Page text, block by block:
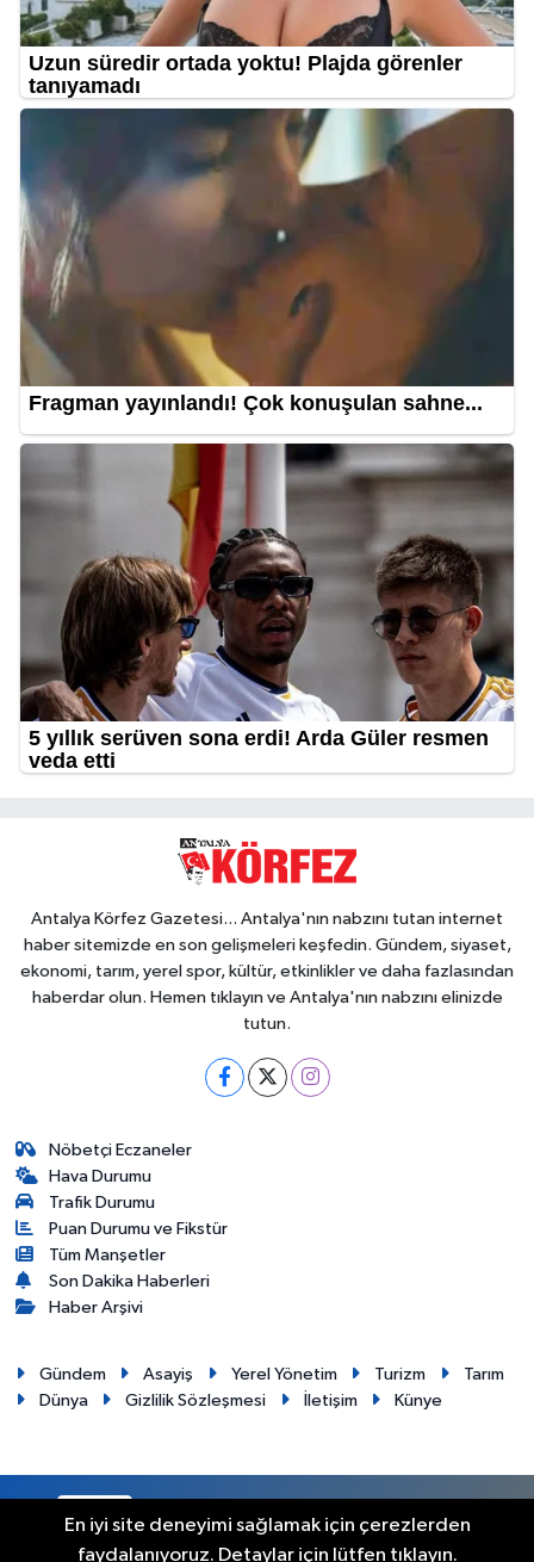
Antalya Körfez Gazetesi... Antalya'nın nabzını tutan internet
haber sitemizde en son gelişmeleri keşfedin. Gündem, siyaset,
ekonomi, tarım, yerel spor, kültür, etkinlikler ve daha fazlasından
haberdar olun. Hemen tıklayın ve Antalya'nın nabzını elinizde
tutun.
Nöbetçi Eczaneler
Hava Durumu
Trafik Durumu
Puan Durumu ve Fikstür
Tüm Manşetler
Son Dakika Haberleri
Haber Arşivi
Gündem Asayiş Yerel Yönetim Turizm
Tarım
Dünya
Gizlilik Sözleşmesi İletişim Künye
RSS Copyright © 2012. Her hakkı saklıdır.
En iyi site deneyimi sağlamak için çerezlerden
faydalanıyoruz. Detaylar için lütfen tıklayın.